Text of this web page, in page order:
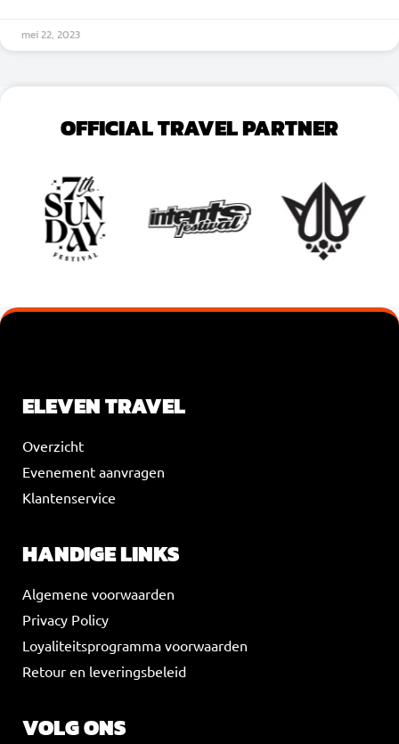
mei 22, 2023
OFFICIAL TRAVEL PARTNER
ELEVEN TRAVEL
Overzicht
Evenement aanvragen
Klantenservice
HANDIGE LINKS
Algemene voorwaarden
Privacy Policy
Loyaliteitsprogramma voorwaarden
Retour en leveringsbeleid
VOLG ONS